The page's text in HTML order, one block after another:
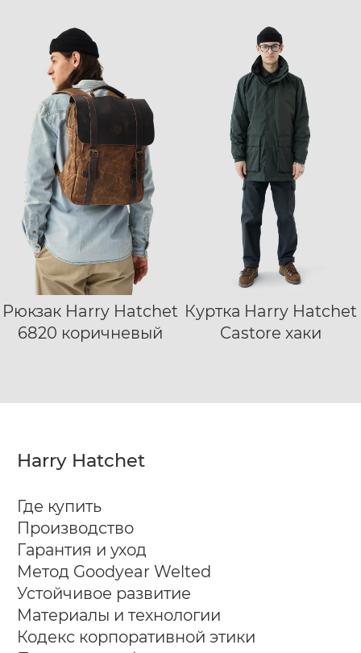
Рюкзак Harry Hatchet
6820 коричневый
Куртка Harry Hatchet
Castore хаки
S M L
XL
XXL
Harry Hatchet
Где купить
Производство
Гарантия и уход
Метод Goodyear Welted
Устойчивое развитие
Материалы и технологии
Кодекс корпоративной этики